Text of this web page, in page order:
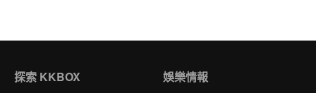
探索 KKBOX 娛樂情報